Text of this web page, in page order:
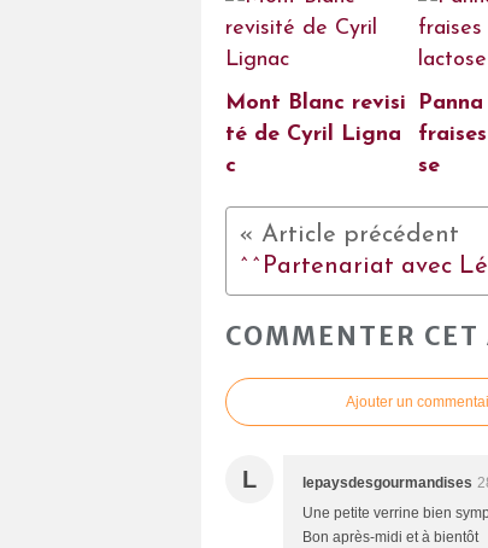
Mont Blanc revisi
té de Cyril Ligna
c
se
COMMENTER CET
Ajouter un
L lepaysdesgourmandises
Une petite verrine bien
Bon après-midi et à bientôt